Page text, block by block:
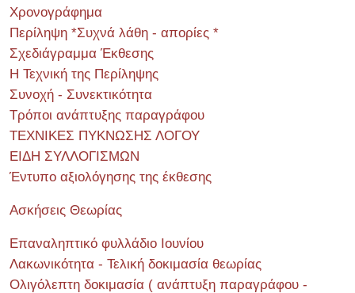
Χρονογράφημα
Περίληψη *Συχνά λάθη - απορίες *
Σχεδιάγραμμα Έκθεσης
Η Τεχνική της Περίληψης
Συνοχή - Συνεκτικότητα
Τρόποι ανάπτυξης παραγράφου
ΤΕΧΝΙΚΕΣ ΠΥΚΝΩΣΗΣ ΛΟΓΟΥ
ΕΙΔΗ ΣΥΛΛΟΓΙΣΜΩΝ
Έντυπο αξιολόγησης της έκθεσης
Ασκήσεις Θεωρίας
Επαναληπτικό φυλλάδιο Ιουνίου
Λακωνικότητα - Τελική δοκιμασία θεωρίας
Ολιγόλεπτη δοκιμασία ( ανάπτυξη παραγράφου -